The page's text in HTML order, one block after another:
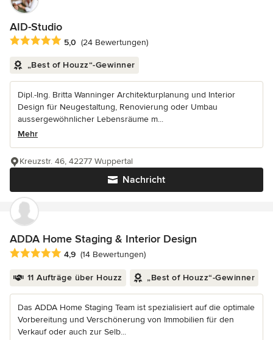
AID-Studio
Durchschnittliche Bewertung: 5 von 5 Sternen
5,0 (24 Bewertungen)
„Best of Houzz“-Gewinner
Dipl.-Ing. Britta Wanninger Architekturplanung und Interior
Design für Neugestaltung, Renovierung oder Umbau
aussergewöhnlicher Lebensräume m...
Mehr
Nachricht
Kreuzstr. 46, 42277 Wuppertal
ADDA Home Staging & Interior Design
Durchschnittliche Bewertung: 4.9 von 5 Sternen
4,9 (14 Bewertungen)
11 Aufträge über Houzz „Best of Houzz“-Gewinner
Das ADDA Home Staging Team ist spezialisiert auf die optimale
Vorbereitung und Verschönerung von Immobilien für den
Verkauf oder auch zur Selb...